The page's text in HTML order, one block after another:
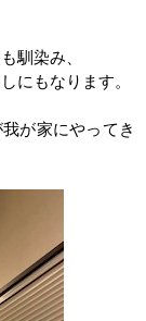
馴染み、
にもなります。
が家にやってき